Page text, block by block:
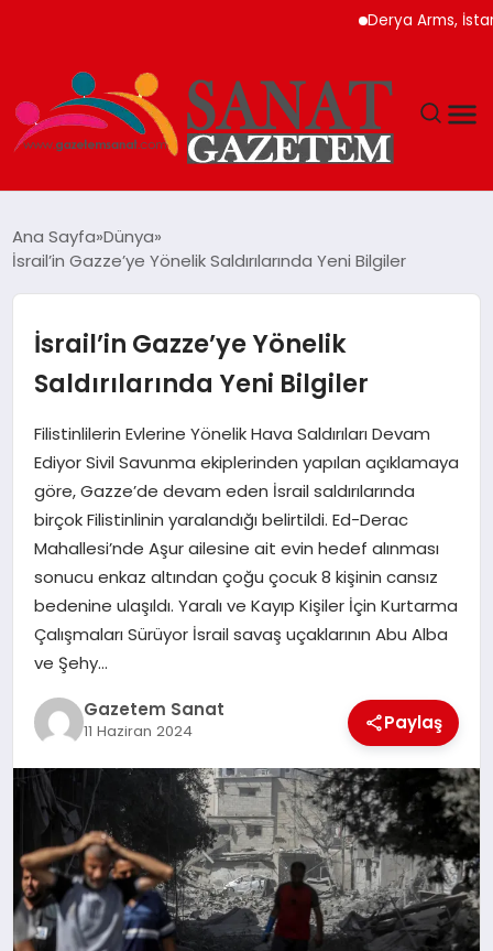
Derya Arms, İstanbul
SIYASET
SPOR
YAŞAM
EKONOMI
SAĞLIK
DÜNYA
EĞITIM
Ana Sayfa Dünya
İsrail’in Gazze’ye Yönelik Saldırılarında Yeni Bilgiler
İsrail’in Gazze’ye Yönelik
Saldırılarında Yeni Bilgiler
Filistinlilerin Evlerine Yönelik Hava Saldırıları Devam
Ediyor Sivil Savunma ekiplerinden yapılan açıklamaya
göre, Gazze’de devam eden İsrail saldırılarında
birçok Filistinlinin yaralandığı belirtildi. Ed-Derac
Mahallesi’nde Aşur ailesine ait evin hedef alınması
sonucu enkaz altından çoğu çocuk 8 kişinin cansız
bedenine ulaşıldı. Yaralı ve Kayıp Kişiler İçin Kurtarma
Çalışmaları Sürüyor İsrail savaş uçaklarının Abu Alba
ve Şehy…
Gazetem Sanat
11 Haziran 2024 Paylaş